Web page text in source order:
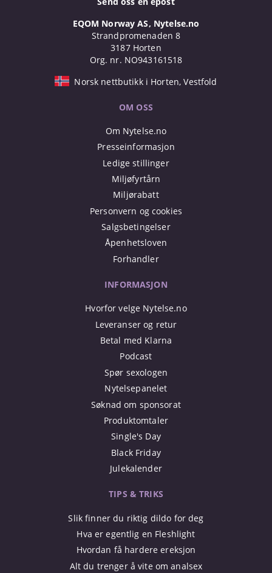
EQOM Norway AS, Nytelse.no
Strandpromenaden 8
3187 Horten
Org. nr. NO943161518
Norsk nettbutikk i Horten, Vestfold
OM OSS
Om Nytelse.no
Presseinformasjon
Ledige stillinger
Miljøfyrtårn
Miljørabatt
Personvern og cookies
Salgsbetingelser
Åpenhetsloven
Forhandler
INFORMASJON
Hvorfor velge Nytelse.no
Leveranser og retur
Betal med Klarna
Podcast
Spør sexologen
Nytelsepanelet
Søknad om sponsorat
Produktomtaler
Single's Day
Black Friday
Julekalender
TIPS & TRIKS
Slik finner du riktig dildo for deg
Hva er egentlig en Fleshlight
Hvordan få hardere ereksjon
Alt du trenger å vite om analsex